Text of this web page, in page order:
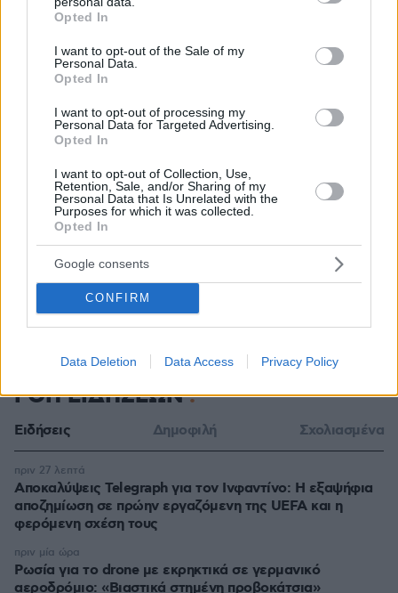
grant or deny consent to Google and its third-party tags to
use your data for below specified purposes in below Google
consent section.
Opted In
I want to opt-out of the Sale of my
Personal Data.
Opted In
I want to opt-out of processing my
Personal Data for Targeted Advertising.
Opted In
I want to opt-out of Collection, Use,
Retention, Sale, and/or Sharing of my
Personal Data that Is Unrelated with the
Purposes for which it was collected.
Opted In
Google consents
CONFIRM
Data Deletion Data Access Privacy Policy
Απομένουν χαρακτήρες
* Υποχρεωτικά πεδία
ΡΟΗ ΕΙΔΗΣΕΩΝ
Ειδήσεις Δημοφιλή Σχολιασμένα
Αποκαλύψεις Telegraph για τον Ινφαντίνο: Η εξαψήφια
αποζημίωση σε πρώην εργαζόμενη της UEFA και η
φερόμενη σχέση τους
πριν 27 λεπτά
Ρωσία για το drone με εκρηκτικά σε γερμανικό
αεροδρόμιο: «Βιαστικά στημένη προβοκάτσια»
πριν μία ώρα